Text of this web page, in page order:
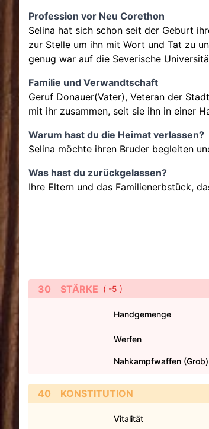
Profession vor Neu Corethon
Selina hat sich schon seit der Geburt
zur Stelle um ihn mit Wort und Tat zu
genug war auf die Severische
Familie und Verwandtschaft
Geruf Donauer(Vater), Veteran der
mit ihr zusammen, seit sie ihn in einer
Warum hast du die Heimat verlassen?
Selina möchte ihren Bruder begleiten
Was hast du zurückgelassen?
Ihre Eltern und das Familienerbstück,
30 STÄRKE ( -5 )
Handgemenge
Werfen
Nahkampfwaffen (Grob)
40 KONSTITUTION
Vitalität